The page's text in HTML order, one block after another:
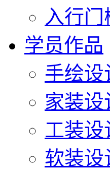
入行门
学员作品
手绘设
家装设
工装设
软装设